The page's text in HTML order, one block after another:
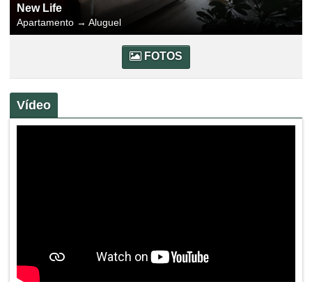
New Life
Apartamento → Aluguel
FOTOS
Vídeo